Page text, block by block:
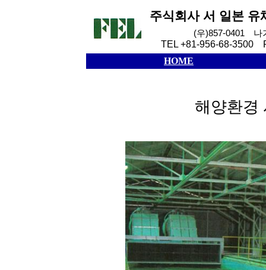
주식회사 서 일본 유
(우)857-0401 나
TEL +81-956-68-3500
HOME
해양환경